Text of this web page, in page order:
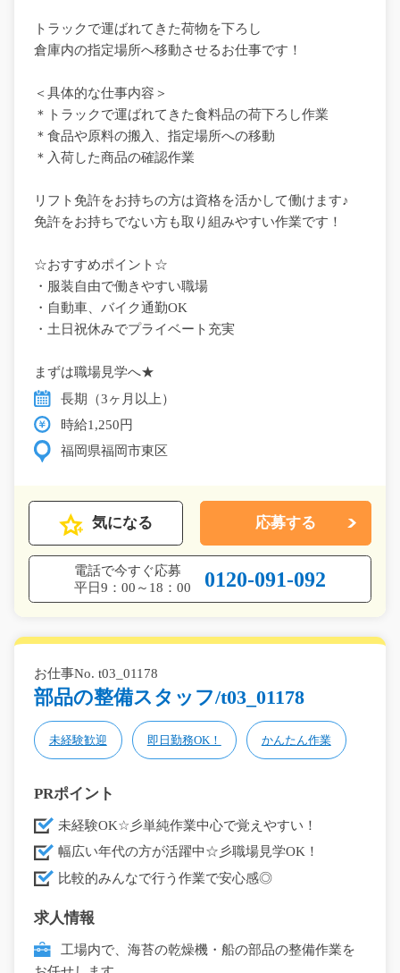
トラックで運ばれてきた荷物を下ろし
倉庫内の指定場所へ移動させるお仕事です！
＜具体的な仕事内容＞
＊トラックで運ばれてきた食料品の荷下ろし作業
＊食品や原料の搬入、指定場所への移動
＊入荷した商品の確認作業
リフト免許をお持ちの方は資格を活かして働けます♪
免許をお持ちでない方も取り組みやすい作業です！
☆おすすめポイント☆
・服装自由で働きやすい職場
・自動車、バイク通勤OK
・土日祝休みでプライベート充実
まずは職場見学へ★
長期（3ヶ月以上）
時給1,250円
福岡県福岡市東区
気になる 応募する
電話で今すぐ応募
平日9：00～18：00
0120-091-092
お仕事No. t03_01178
部品の整備スタッフ/t03_01178
未経験歓迎 即日勤務OK！ かんたん作業
PRポイント
未経験OK☆彡単純作業中心で覚えやすい！
幅広い年代の方が活躍中☆彡職場見学OK！
比較的みんなで行う作業で安心感◎
求人情報
工場内で、海苔の乾燥機・船の部品の整備作業を